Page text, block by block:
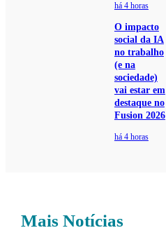
há 4 horas
O impacto
social da IA
no trabalho
(e na
sociedade)
vai estar em
destaque no
Fusion 2026
há 4 horas
Mais Notícias